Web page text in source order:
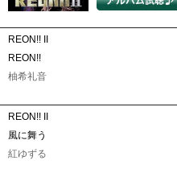
REON!! II
REON!!
柚希礼音
REON!! II
風に舞う
紅ゆずる